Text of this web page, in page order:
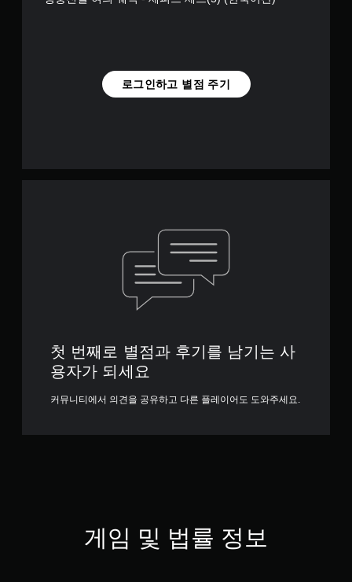
로그인하고 별점 주기
첫 번째로 별점과 후기를 남기는 사
용자가 되세요
커뮤니티에서 의견을 공유하고 다른 플레이어도 도와주세요.
게임 및 법률 정보